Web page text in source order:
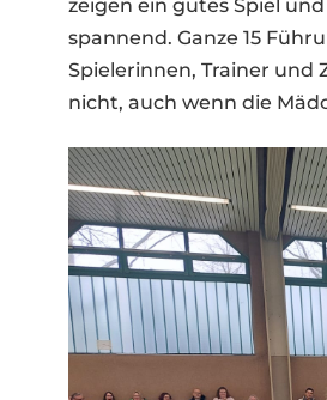
zeigen ein gutes Spiel
spannend. Ganze 15
Spielerinnen, Trainer und
nicht, auch wenn die